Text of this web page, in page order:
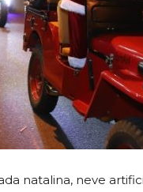
natalina, neve